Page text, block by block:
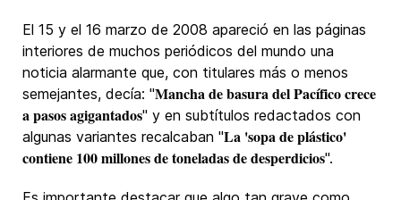
El 15 y el 16 marzo de 2008 apareció en las páginas
interiores de muchos periódicos del mundo una
noticia alarmante que, con titulares más o menos
semejantes, decía: "Mancha de basura del Pacífico crece
a pasos agigantados" y en subtítulos redactados con
algunas variantes recalcaban "La 'sopa de plástico'
contiene 100 millones de toneladas de desperdicios".